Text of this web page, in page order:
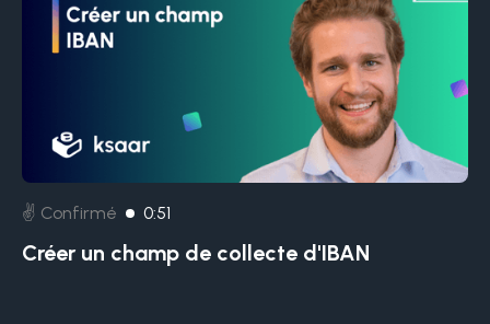
✌️ Confirmé 0:51
Créer un champ de collecte d'IBAN